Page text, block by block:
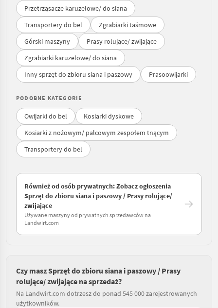
Przetrząsacze karuzelowe/ do siana
Transportery do bel
Zgrabiarki taśmowe
Górski maszyny
Prasy rolujące/ zwijające
Zgrabiarki karuzelowe/ do siana
Inny sprzęt do zbioru siana i paszowy
Prasoowijarki
PODOBNE KATEGORIE
Owijarki do bel
Kosiarki dyskowe
Kosiarki z nożowym/ palcowym zespołem tnącym
Transportery do bel
Również od osób prywatnych: Zobacz ogłoszenia
Sprzęt do zbioru siana i paszowy / Prasy rolujące/
zwijające
Używane maszyny od prywatnych sprzedawców na
Landwirt.com
Czy masz Sprzęt do zbioru siana i paszowy / Prasy
rolujące/ zwijające na sprzedaż?
Na Landwirt.com dotrzesz do ponad 545 000 zarejestrowanych
użytkowników.